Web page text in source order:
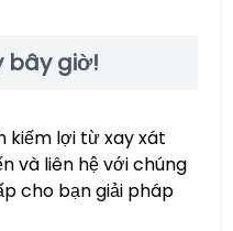
bây giờ!
kiếm lợi từ xay xát
và liên hệ với chúng
cho bạn giải pháp